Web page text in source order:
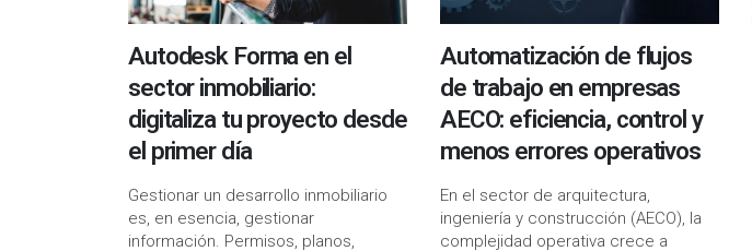
Autodesk Forma en el
sector inmobiliario:
digitaliza tu proyecto desde
el primer día
Gestionar un desarrollo inmobiliario
es, en esencia, gestionar
información. Permisos, planos,
Automatización de flujos
de trabajo en empresas
AECO: eficiencia, control y
menos errores operativos
En el sector de arquitectura,
ingeniería y construcción (AECO), la
complejidad operativa crece a